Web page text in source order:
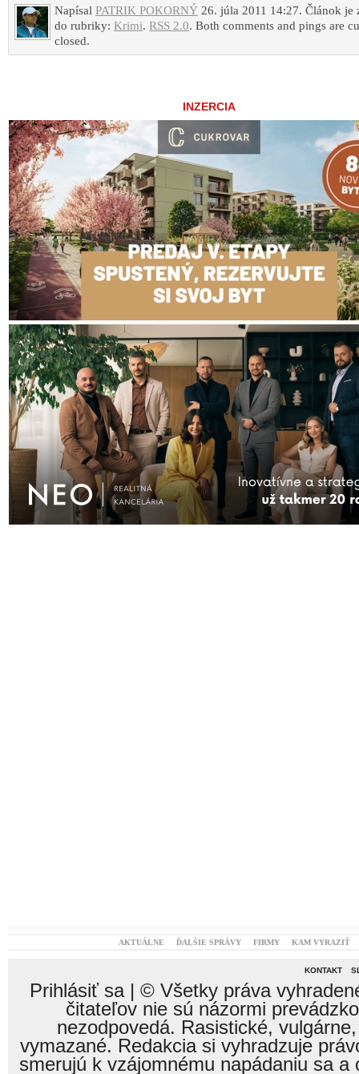
Napísal PATRIK POKORNÝ 26. júla 2011 14:27. Článok je
do rubriky: Krimi. RSS 2.0. Both comments and pings are
closed.
INZERCIA
AKTUÁLNE ĎALŠIE SPRÁVY FIRMY KAM VYRAZIŤ
KONTAKT
Prihlásiť sa| © Všetky práva
čitateľov nie sú názormi
nezodpovedá. Rasistické,
vymazané. Redakcia si vyhradzuje
smerujú k vzájomnému napádaniu sa